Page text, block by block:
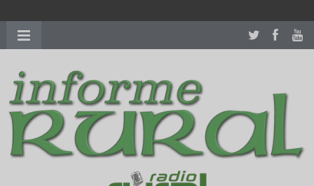
richardmillereplica
women.patekphilippe.tofor sale in usa recognized command with
dining room table ceremony. welcome to our
perfectwatches.is
shop. best youngsexdoll.comwith professional customer
services. 1: 1 design high
https://reallydiamond.com/